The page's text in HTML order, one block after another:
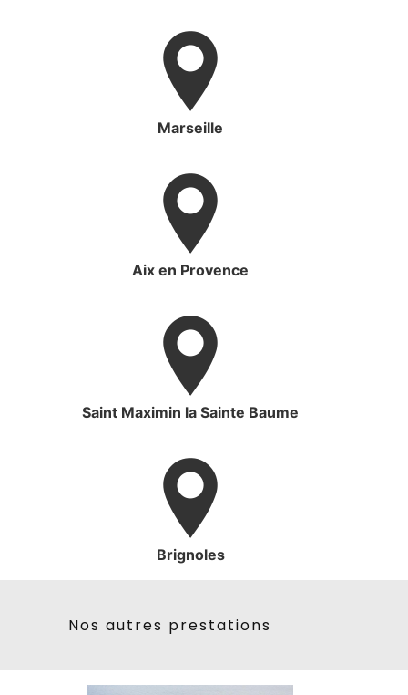
Marseille
Aix en Provence
Saint Maximin la Sainte Baume
Brignoles
Nos autres prestations